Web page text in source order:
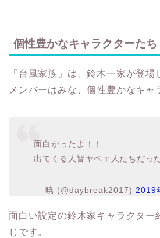
個性豊かなキャラクターたち
「台風家族」は、鈴木一家が登
メンバーはみな、個性豊かなキャ
面白かったよ！！
出てくる人皆ヤベェ人たちだっ
— 暁 (@daybreak2017) 2019
面白い設定の鈴木家キャラクター
じです。